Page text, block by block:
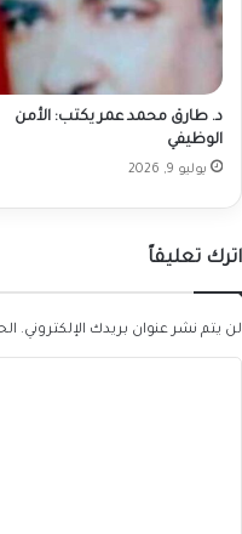
د. طارق محمد عمر يكتب: الأمن
الوظيفي
يوليو 9, 2026
اترك تعليقاً
لن يتم نشر عنوان بريدك الإلكتروني.